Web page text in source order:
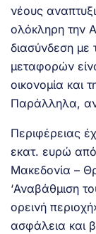
νέους
ολόκληρη την
διασύνδεση με
μεταφορών
οικονομία και
Παράλληλα,
Περιφέρειας
εκατ. ευρώ
Μακεδονία –
‘Αναβάθμιση
ορεινή
ασφάλεια και